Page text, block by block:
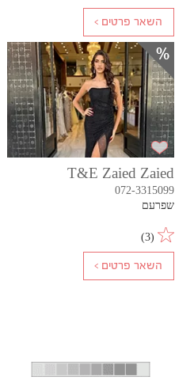
T&E Zaied Zaied
072-3315099
שפרעם
(
3
)